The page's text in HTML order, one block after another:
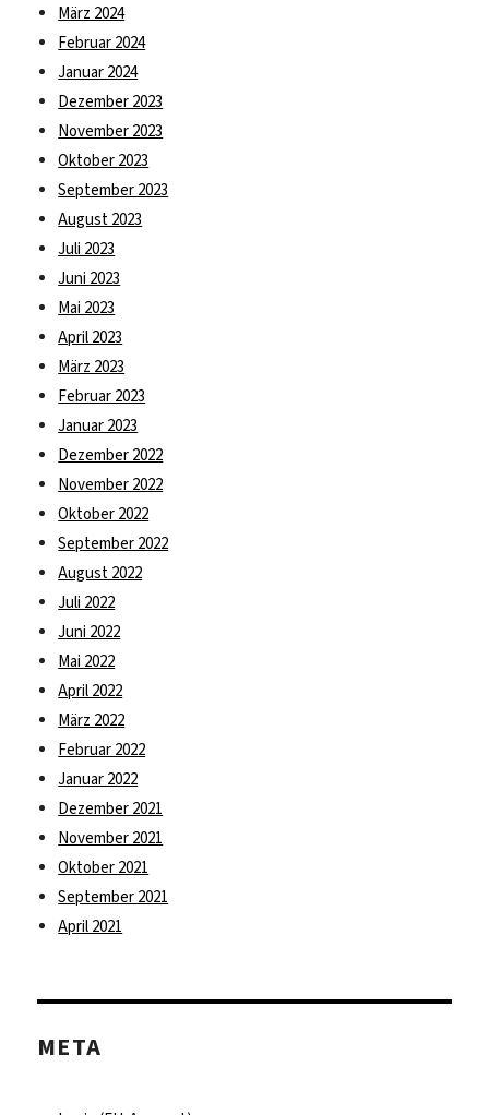
März 2024
Februar 2024
Januar 2024
Dezember 2023
November 2023
Oktober 2023
September 2023
August 2023
Juli 2023
Juni 2023
Mai 2023
April 2023
März 2023
Februar 2023
Januar 2023
Dezember 2022
November 2022
Oktober 2022
September 2022
August 2022
Juli 2022
Juni 2022
Mai 2022
April 2022
März 2022
Februar 2022
Januar 2022
Dezember 2021
November 2021
Oktober 2021
September 2021
April 2021
META